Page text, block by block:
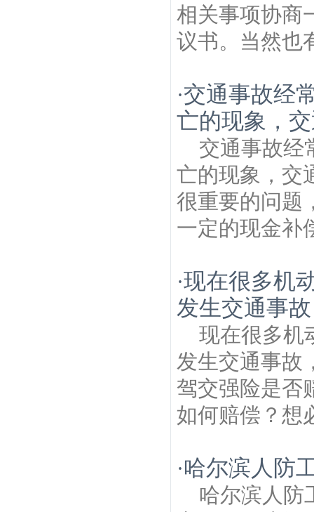
相关事项协商
议书。当然也
·交通事故经
亡的现象，
交通事故经
亡的现象，交
很重要的问题
一定的现金补
·现在很多机
发生交通事
现在很多机
发生交通事故
驾交强险是否
如何赔偿？想
·哈尔滨人防
哈尔滨人防